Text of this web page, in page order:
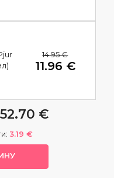
14.95 €
11.96 €
52.70 €
3.19 €